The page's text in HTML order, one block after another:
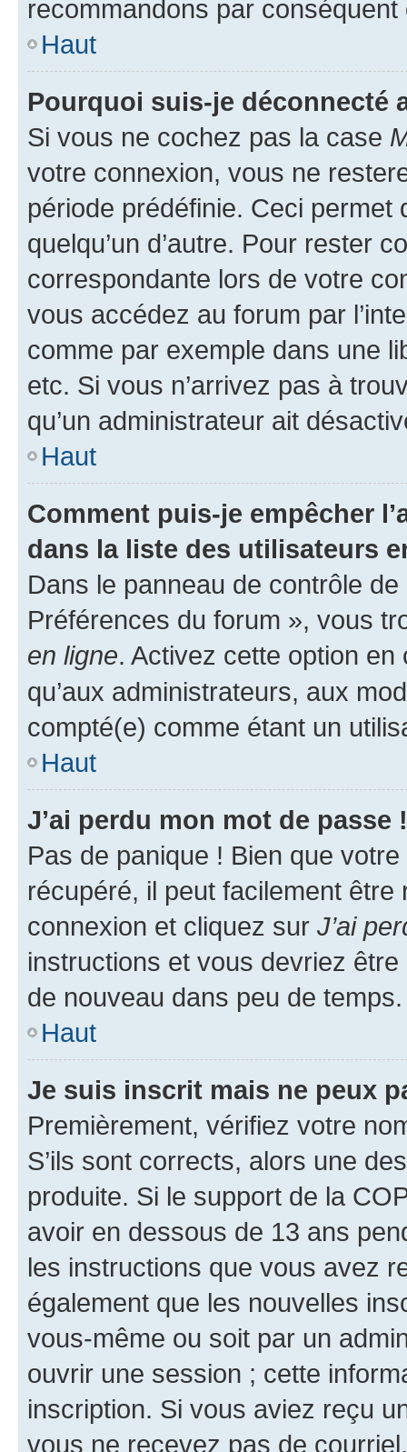
recommandons par conséquent
Haut
Pourquoi suis-je déconnecté
Si vous ne cochez pas la case
votre connexion, vous ne
période prédéfinie. Ceci permet
quelqu’un d’autre. Pour rester
correspondante lors de votre
vous accédez au forum par
comme par exemple dans une
etc. Si vous n’arrivez pas à
qu’un administrateur ait
Haut
Comment puis-je empêcher
dans la liste des utilisateurs
Dans le panneau de contrôle
Préférences du forum », vous
en ligne. Activez cette option
qu’aux administrateurs, aux
compté(e) comme étant un
Haut
J’ai perdu mon mot de passe !
Pas de panique ! Bien que
récupéré, il peut facilement
connexion et cliquez sur J’ai
instructions et vous devriez
de nouveau dans peu de temps.
Haut
Je suis inscrit mais ne peux
Premièrement, vérifiez votre
S’ils sont corrects, alors une
produite. Si le support de la
avoir en dessous de 13 ans
les instructions que vous avez
également que les nouvelles
vous-même ou soit par un
ouvrir une session ; cette
inscription. Si vous aviez reçu
vous ne recevez pas de